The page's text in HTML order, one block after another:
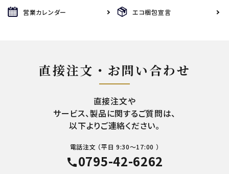
営業カレンダー エコ梱包宣言
直接注文・お問い合わせ
直接注文や
サービス、製品に関するご質問は、
以下よりご連絡ください。
電話注文 （平日 9:30～17:00 ）
call0795-42-6262